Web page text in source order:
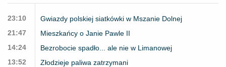
23:10
Gwiazdy polskiej siatkówki w Mszanie Dolnej
21:47
Mieszkańcy o Janie Pawle II
14:24
Bezrobocie spadło... ale nie w Limanowej
13:52
Złodzieje paliwa zatrzymani